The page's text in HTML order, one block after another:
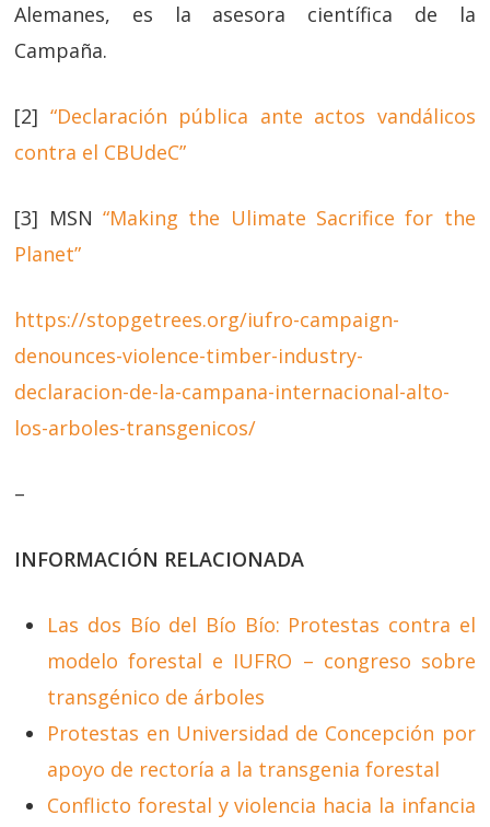
Alemanes, es la asesora científica de la
Campaña.
[2] “Declaración pública ante actos vandálicos
contra el CBUdeC”
[3] MSN“Making the Ulimate Sacrifice for the
Planet”
https://stopgetrees.org/iufro-campaign-
denounces-violence-timber-industry-
declaracion-de-la-campana-internacional-alto-
los-arboles-transgenicos/
–
INFORMACIÓN RELACIONADA
Las dos Bío del Bío Bío: Protestas contra el
modelo forestal e IUFRO – congreso sobre
transgénico de árboles
Protestas en Universidad de Concepción por
apoyo de rectoría a la transgenia forestal
Conflicto forestal y violencia hacia la infancia